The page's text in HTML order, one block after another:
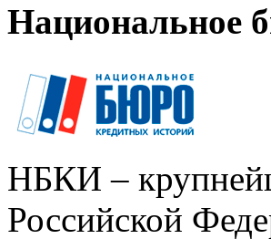
Национальное
НБКИ –
Российской